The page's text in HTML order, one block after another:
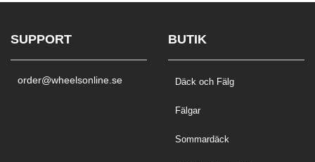
SUPPORT
order@wheelsonline.se
BUTIK
Däck och Fälg
Fälgar
Sommardäck